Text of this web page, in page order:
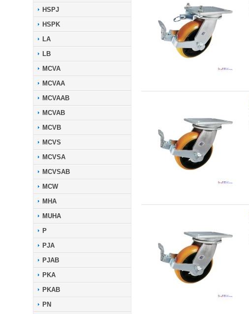
HSPJ
HSPK
LA
LB
MCVA
MCVAA
MCVAAB
MCVAB
MCVB
MCVS
MCVSA
MCVSAB
MCW
MHA
MUHA
P
PJA
PJAB
PKA
PKAB
PN